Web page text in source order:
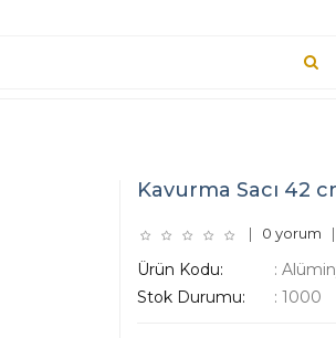
Kavurma Sacı 42
| 0 yorum |
Ürün Kodu: :
Stok Durumu:
: 1000